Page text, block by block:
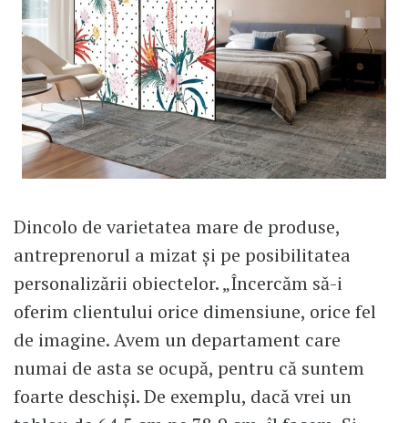
Dincolo de varietatea mare de produse,
antreprenorul a mizat și pe posibilitatea
personalizării obiectelor. „Încercăm să-i
oferim clientului orice dimensiune, orice fel
de imagine. Avem un departament care
numai de asta se ocupă, pentru că suntem
foarte deschiși. De exemplu, dacă vrei un